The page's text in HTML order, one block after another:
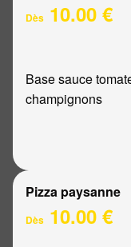
Dès 10.00 €
Base sauce
champignons
Pizza paysanne
Dès 10.00 €